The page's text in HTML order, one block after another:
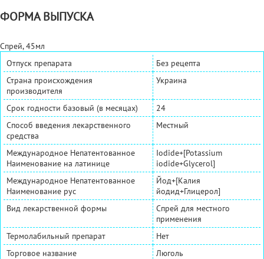
ФОРМА ВЫПУСКА
Спрей, 45мл
Отпуск препарата
Без рецепта
Страна происхождения
производителя
Украина
Срок годности базовый (в месяцах)
24
Способ введения лекарственного
средства
Местный
Международное Непатентованное
Наименование на латинице
Iodide+[Potassium
iodide+Glycerol]
Международное Непатентованное
Наименование рус
Йод+[Калия
йодид+Глицерол]
Вид лекарственной формы
Спрей для местного
применения
Термолабильный препарат
Нет
Торговое название
Люголь